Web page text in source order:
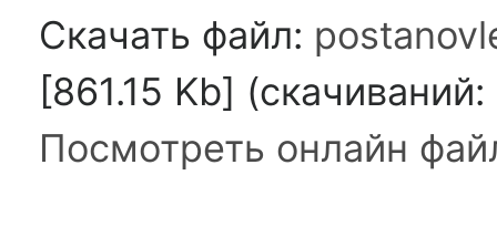
Скачать файл:
[861.15 Kb]
Посмотреть онлайн